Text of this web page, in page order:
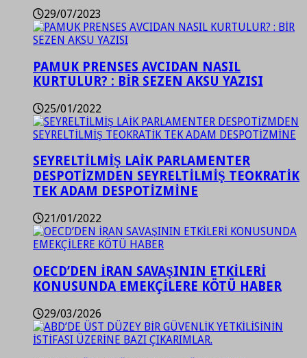
29/07/2023
PAMUK PRENSES AVCIDAN NASIL
KURTULUR? : BİR SEZEN AKSU YAZISI
25/01/2022
SEYRELTİLMİŞ LAİK PARLAMENTER
DESPOTİZMDEN SEYRELTİLMİŞ TEOKRATİK
TEK ADAM DESPOTİZMİNE
21/01/2022
OECD’DEN İRAN SAVAŞININ ETKİLERİ
KONUSUNDA EMEKÇİLERE KÖTÜ HABER
29/03/2026